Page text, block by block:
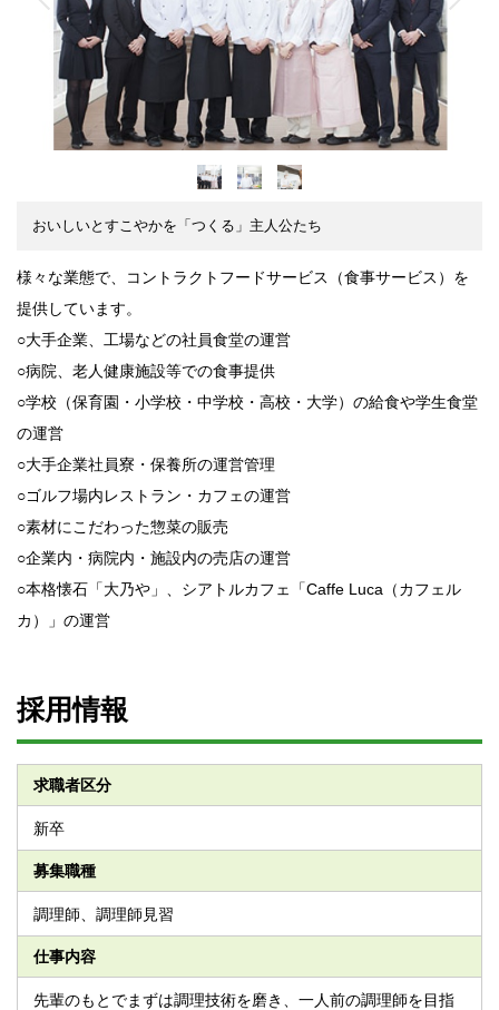
おいしいとすこやかを「つくる」主人公たち
様々な業態で、コントラクトフードサービス（食事サービス）を
提供しています。
○大手企業、工場などの社員食堂の運営
○病院、老人健康施設等での食事提供
○学校（保育園・小学校・中学校・高校・大学）の給食や学生食堂
の運営
○大手企業社員寮・保養所の運営管理
○ゴルフ場内レストラン・カフェの運営
○素材にこだわった惣菜の販売
○企業内・病院内・施設内の売店の運営
○本格懐石「大乃や」、シアトルカフェ「Caffe Luca（カフェル
カ）」の運営
採用情報
求職者区分
新卒
募集職種
調理師、調理師見習
仕事内容
先輩のもとでまずは調理技術を磨き、一人前の調理師を目指